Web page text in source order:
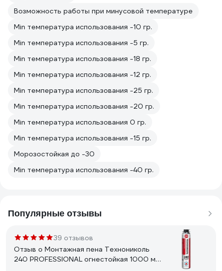
Возможность работы при минусовой температуре
Min температура использования -10 гр.
Min температура использования -5 гр.
Min температура использования -18 гр.
Min температура использования -12 гр.
Min температура использования -25 гр.
Min температура использования -20 гр.
Min температура использования 0 гр.
Min температура использования -15 гр.
Морозостойкая до -30
Min температура использования -40 гр.
Популярные отзывы
39 отзывов
Отзыв о Монтажная пена Технониколь
240 PROFESSIONAL огнестойкая 1000 мл